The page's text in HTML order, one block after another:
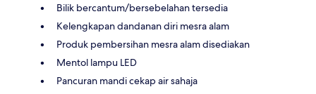
Bilik bercantum/bersebelahan tersedia
Kelengkapan dandanan diri mesra alam
Produk pembersihan mesra alam disediakan
Mentol lampu LED
Pancuran mandi cekap air sahaja